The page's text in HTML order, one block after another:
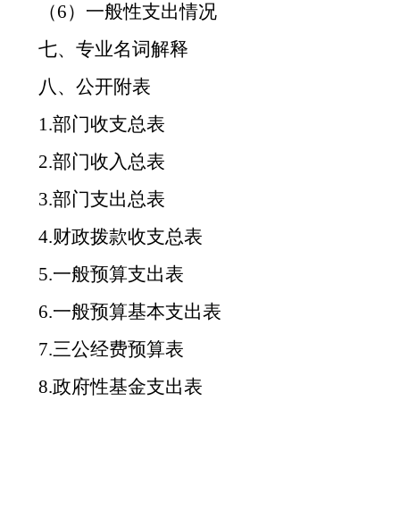
（6）一般性支出情况
七、专业名词解释
八、公开附表
1.部门收支总表
2.部门收入总表
3.部门支出总表
4.财政拨款收支总表
5.一般预算支出表
6.一般预算基本支出表
7.三公经费预算表
8.政府性基金支出表